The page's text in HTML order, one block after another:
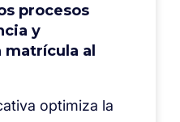
procesos
y
al
optimiza la